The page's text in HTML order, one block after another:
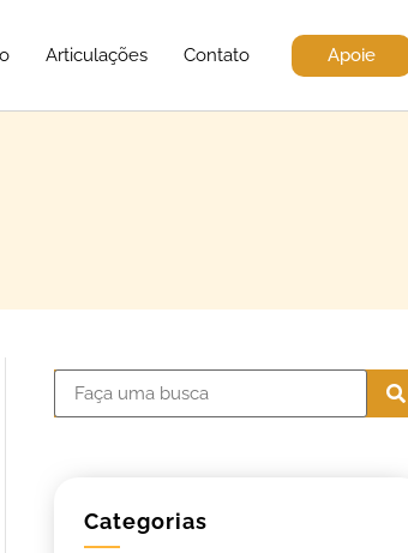
Articulações Contato Apoie
Categorias